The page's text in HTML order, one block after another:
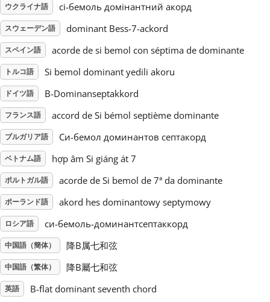
Português
Русский
Svenska
Tiếng Việt
Türkçe
Українська
简体中文
繁體中文
ウクライナ語 сі-бемоль домінантний акорд
スウェーデン語 dominant Bess-7-ackord
スペイン語 acorde de si bemol con séptima de dominante
トルコ語 Si bemol dominant yedili akoru
ドイツ語 B-Dominanseptakkord
フランス語 accord de Si bémol septième dominante
ブルガリア語 Си-бемол доминантов септакорд
ベトナム語 hợp âm Si giáng át 7
ポルトガル語 acorde de Si bemol de 7ª da dominante
ポーランド語 akord hes dominantowy septymowy
ロシア語 си-бемоль-доминантсептаккорд
中国語（簡体） 降B属七和弦
中国語（繁体） 降B屬七和弦
英語 B-flat dominant seventh chord